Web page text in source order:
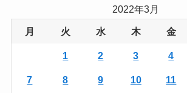
2022年3月
月 火 水 木 金
1 2 3 4
7 8 9 10 11